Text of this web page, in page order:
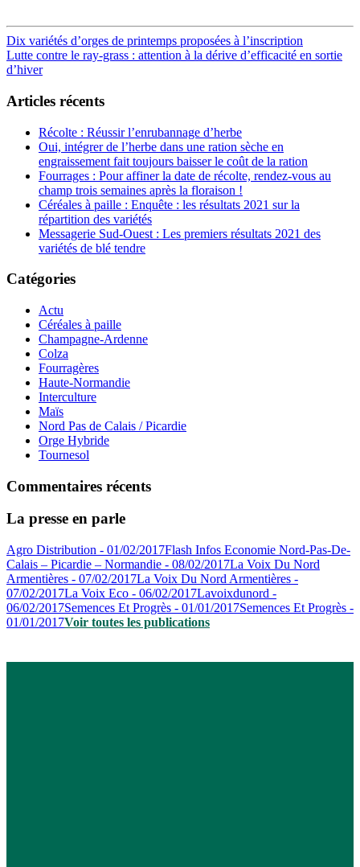
Post
navigation
Dix variétés d’orges de printemps proposées à l’inscription
Lutte contre le ray-grass : attention à la dérive d’efficacité en sortie
d’hiver
Articles récents
Récolte : Réussir l’enrubannage d’herbe
Oui, intégrer de l’herbe dans une ration sèche en
engraissement fait toujours baisser le coût de la ration
Fourrages : Pour affiner la date de récolte, rendez-vous au
champ trois semaines après la floraison !
Céréales à paille : Enquête : les résultats 2021 sur la
répartition des variétés
Messagerie Sud-Ouest : Les premiers résultats 2021 des
variétés de blé tendre
Catégories
Actu
Céréales à paille
Champagne-Ardenne
Colza
Fourragères
Haute-Normandie
Interculture
Maïs
Nord Pas de Calais / Picardie
Orge Hybride
Tournesol
Commentaires récents
La presse en parle
Agro Distribution - 01/02/2017Flash Infos Economie Nord-Pas-De-
Calais – Picardie – Normandie - 08/02/2017La Voix Du Nord
Armentières - 07/02/2017La Voix Du Nord Armentières -
07/02/2017La Voix Eco - 06/02/2017Lavoixdunord -
06/02/2017Semences Et Progrès - 01/01/2017Semences Et Progrès -
01/01/2017Voir toutes les publications